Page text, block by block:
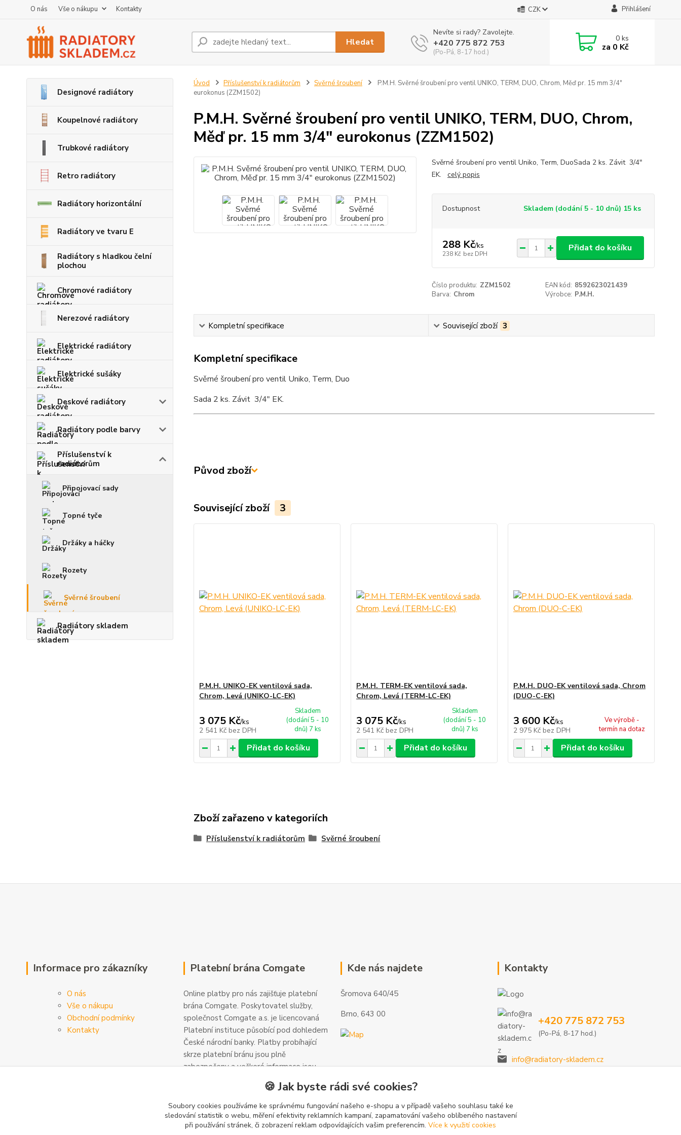
O nás Vše o nákupu Kontakty CZK Přihlášení
Hledat
Nevíte si rady? Zavolejte.
+420 775 872 753
(Po-Pá, 8-17 hod.)
0ks
za 0 Kč
Designové radiátory
Koupelnové radiátory
Trubkové radiátory
Retro radiátory
Radiátory horizontální
Radiátory ve tvaru E
Radiátory s hladkou čelní
plochou
Chromové radiátory
Nerezové radiátory
Elektrické radiátory
Elektrické sušáky
Deskové radiátory
Radiátory podle barvy
Příslušenství k
radiátorům
Připojovací sady
Topné tyče
Držáky a háčky
Rozety
Svěrné šroubení
Radiátory skladem
Úvod Příslušenství k radiátorům Svěrné šroubení
P.M.H. Svěrné šroubení pro ventil UNIKO, TERM, DUO, Chrom, Měď pr. 15 mm 3/4"
eurokonus (ZZM1502)
P.M.H. Svěrné šroubení pro ventil UNIKO, TERM, DUO, Chrom,
Měď pr. 15 mm 3/4" eurokonus (ZZM1502)
Svěrné šroubení pro ventil Uniko, Term, DuoSada 2 ks. Závit 3/4"
EK. celý popis
Dostupnost Skladem (dodání 5 - 10 dnů) 15 ks
288 Kč/ks
238 Kč bez DPH
Přidat do košíku
Číslo produktu: ZZM1502 EAN kód: 8592623021439
Barva: Chrom Výrobce: P.M.H.
Kompletní specifikace Související zboží 3
Kompletní specifikace
Svěrné šroubení pro ventil Uniko, Term, Duo
Sada 2 ks. Závit 3/4" EK.
Původ zboží
Související zboží 3
P.M.H. UNIKO-EK ventilová sada,
Chrom, Levá (UNIKO-LC-EK)
3 075 Kč/ks
2 541 Kč bez DPH
Skladem
(dodání 5 - 10
dnů) 7 ks
Přidat do košíku
P.M.H. TERM-EK ventilová sada,
Chrom, Levá (TERM-LC-EK)
3 075 Kč/ks
2 541 Kč bez DPH
Skladem
(dodání 5 - 10
dnů) 7 ks
Přidat do košíku
P.M.H. DUO-EK ventilová sada, Chrom
(DUO-C-EK)
3 600 Kč/ks
2 975 Kč bez DPH
Ve výrobě -
termín na dotaz
Přidat do košíku
Zboží zařazeno v kategoriích
Příslušenství k radiátorům Svěrné šroubení
Informace pro zákazníky
O nás
Vše o nákupu
Obchodní podmínky
Kontakty
Platební brána Comgate
Online platby pro nás zajišťuje platební
brána Comgate. Poskytovatel služby,
společnost Comgate a.s. je licencovaná
Platební instituce působící pod dohledem
České národní banky. Platby probíhající
skrze platební bránu jsou plně
zabezpečeny a veškeré informace jsou
šifrovány. Další informace a kontakty
Kde nás najdete
Šromova 640/45
Brno, 643 00
Kontakty
+420 775 872 753
(Po-Pá, 8-17 hod.)
info@radiatory-skladem.cz
🍪 Jak byste rádi své cookies?
Soubory cookies používáme ke správnému fungování našeho e-shopu a v případě vašeho souhlasu také ke
sledování statistik o webu, měření efektivity reklamních kampaní, zapamatování vašeho oblíbeného nastavení
při používání stránek, či zobrazení reklam odpovídajících vašim preferencím. Více k využití cookies